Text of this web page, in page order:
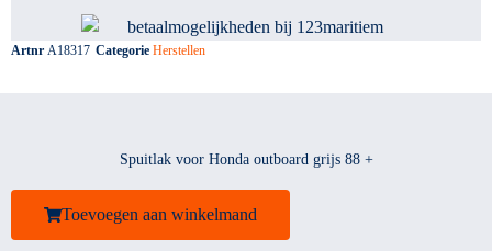
Artnr A18317 Categorie Herstellen
Spuitlak voor Honda outboard grijs 88 +
Toevoegen aan winkelmand